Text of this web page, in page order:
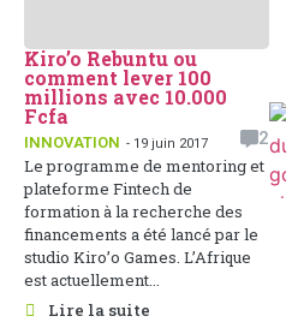
Kiro’o Rebuntu ou
comment lever 100
millions avec 10.000
Fcfa
INNOVATION - 19 juin 2017
2
Le programme de mentoring et
plateforme Fintech de
formation à la recherche des
financements a été lancé par le
studio Kiro’o Games. L’Afrique
est actuellement...
Lire la suite